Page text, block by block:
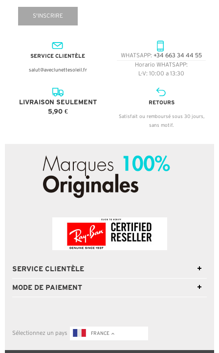
S'INSCRIRE
SERVICE CLIENTÈLE
salut@aveclunettesoleil.fr
WHATSAPP: +34 663 34 44 55
Horario WHATSAPP:
L-V: 10:00 a 13:30
LIVRAISON SEULEMENT
5,90 €
RETOURS
Satisfait ou remboursé sous 30 jours,
sans motif.
SERVICE CLIENTÈLE
MODE DE PAIEMENT
Sélectionnez un pays FRANCE